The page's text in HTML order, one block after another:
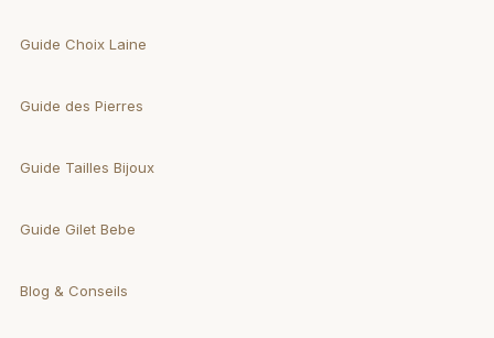
Guide Choix Laine
Guide des Pierres
Guide Tailles Bijoux
Guide Gilet Bebe
Blog & Conseils